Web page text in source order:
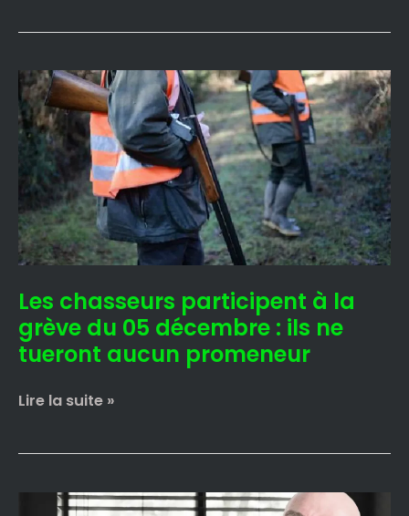
Les chasseurs participent à la
grève du 05 décembre : ils ne
tueront aucun promeneur
Les
chasseurs
participent
à
la
grève
du
05
décembre
ils
ne
tueront
aucun
Lire la suite »
Depuis